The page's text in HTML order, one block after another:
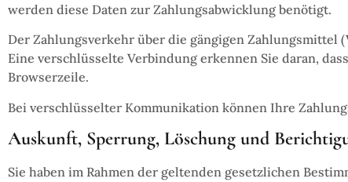
werden diese Daten zur Zahlungsabwicklung benötigt.
Der Zahlungsverkehr über die gängigen
Eine verschlüsselte Verbindung erkennen Sie daran,
Browserzeile.
Bei verschlüsselter Kommunikation können Ihre
Auskunft, Sperrung, Löschung und
Sie haben im Rahmen der geltenden gesetzlichen